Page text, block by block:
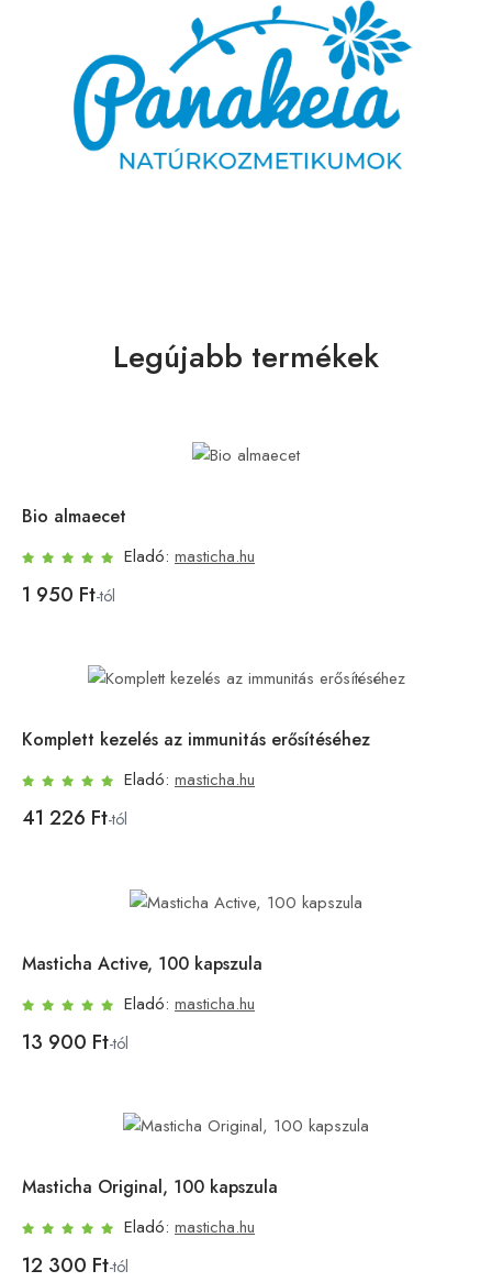
Legújabb termékek
Bio almaecet
Eladó: masticha.hu
1 950 Ft-tól
Komplett kezelés az immunitás erősítéséhez
Eladó: masticha.hu
41 226 Ft-tól
Masticha Active, 100 kapszula
Eladó: masticha.hu
13 900 Ft-tól
Masticha Original, 100 kapszula
Eladó: masticha.hu
12 300 Ft-tól